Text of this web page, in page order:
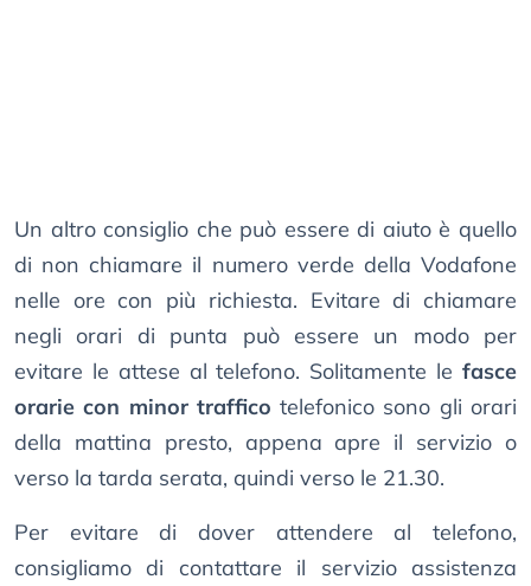
Un altro consiglio che può essere di aiuto è quello
di non chiamare il numero verde della Vodafone
nelle ore con più richiesta. Evitare di chiamare
negli orari di punta può essere un modo per
evitare le attese al telefono. Solitamente le fasce
orarie con minor traffico telefonico sono gli orari
della mattina presto, appena apre il servizio o
verso la tarda serata, quindi verso le 21.30.
Per evitare di dover attendere al telefono,
consigliamo di contattare il servizio assistenza